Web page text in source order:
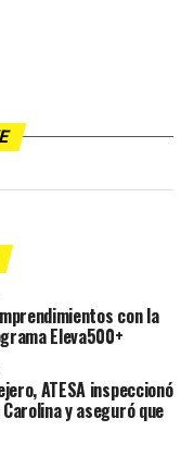
con la
Eleva500+
ATESA inspeccionó
y aseguró que